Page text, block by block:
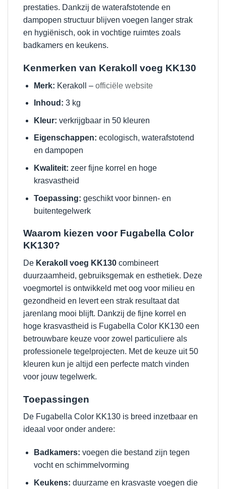
prestaties. Dankzij de waterafstotende en
dampopen structuur blijven voegen langer strak
en hygiënisch, ook in vochtige ruimtes zoals
badkamers en keukens.
Kenmerken van Kerakoll voeg KK130
Merk: Kerakoll – officiële website
Inhoud: 3 kg
Kleur: verkrijgbaar in 50 kleuren
Eigenschappen: ecologisch, waterafstotend
en dampopen
Kwaliteit: zeer fijne korrel en hoge
krasvastheid
Toepassing: geschikt voor binnen- en
buitentegelwerk
Waarom kiezen voor Fugabella Color
KK130?
De Kerakoll voeg KK130 combineert
duurzaamheid, gebruiksgemak en esthetiek. Deze
voegmortel is ontwikkeld met oog voor milieu en
gezondheid en levert een strak resultaat dat
jarenlang mooi blijft. Dankzij de fijne korrel en
hoge krasvastheid is Fugabella Color KK130 een
betrouwbare keuze voor zowel particuliere als
professionele tegelprojecten. Met de keuze uit 50
kleuren kun je altijd een perfecte match vinden
voor jouw tegelwerk.
Toepassingen
De Fugabella Color KK130 is breed inzetbaar en
ideaal voor onder andere:
Badkamers: voegen die bestand zijn tegen
vocht en schimmelvorming
Keukens: duurzame en krasvaste voegen die